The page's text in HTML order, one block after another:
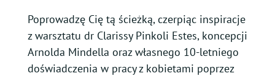
Poprowadzę Cię tą ścieżką, czerpiąc inspiracje
z warsztatu dr Clarissy Pinkoli Estes, koncepcji
Arnolda Mindella oraz własnego 10-letniego
doświadczenia w pracy z kobietami poprzez